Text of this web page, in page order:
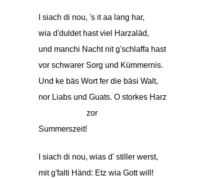
I siach di nou, 's it aa lang har,
wia d'duldet hast viel Harzaläd,
und manchi Nacht nit g'schlaffa hast
vor schwarer Sorg und Kümmernis.
Und ke bäs Wort fer die bäsi Walt,
nor Liabs und Guats. O storkes Harz
zor
Summerszeit!
I siach di nou, wias d' stiller werst,
mit g'falti Händ: Etz wia Gott will!